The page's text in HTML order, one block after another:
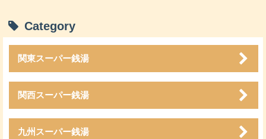
Category
関東スーパー銭湯
関西スーパー銭湯
九州スーパー銭湯